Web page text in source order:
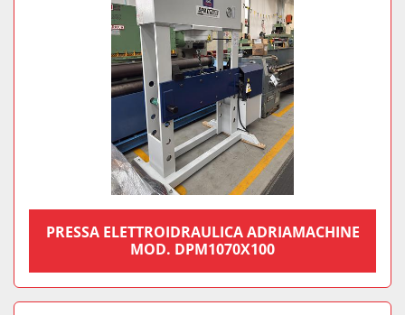
PRESSA ELETTROIDRAULICA ADRIAMACHINE
MOD. DPM1070X100